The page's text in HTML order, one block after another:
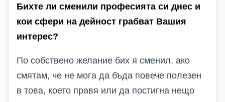
Бихте ли сменили професията си днес и
кои сфери на дейност грабват Вашия
интерес?
По собствено желание бих я сменил, ако
смятам, че не мога да бъда повече полезен
в това, което правя или да постигна нещо